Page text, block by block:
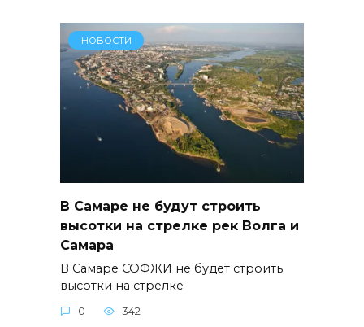
НОВОСТИ
В Самаре не будут строить
высотки на стрелке рек Волга и
Самара
В Самаре СОФЖИ не будет строить
высотки на стрелке
0 342